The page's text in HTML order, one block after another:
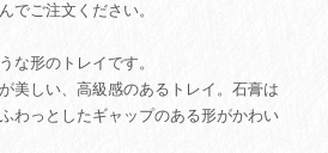
でご注文ください。
な形のトレイです。
美しい、高級感のあるトレイ。石膏は
わっとしたギャップのある形がかわい